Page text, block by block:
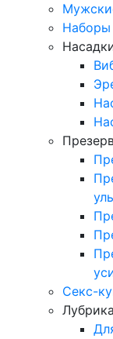
Наборы
Секс-